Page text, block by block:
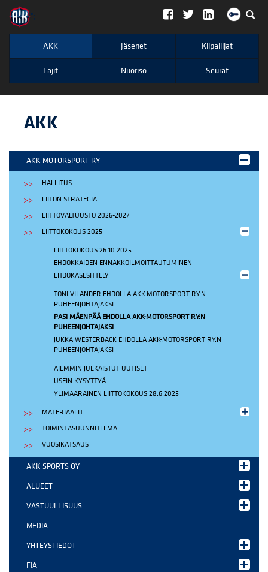
";
AKK Jäsenet Kilpailijat
Lajit Nuoriso Seurat
AKK
AKK-MOTORSPORT RY
HALLITUS
LIITON STRATEGIA
LIITTOVALTUUSTO 2026-2027
LIITTOKOKOUS 2025
LIITTOKOKOUS 26.10.2025
EHDOKKAIDEN ENNAKKOILMOITTAUTUMINEN
EHDOKASESITTELY
TONI VILANDER EHDOLLA AKK-MOTORSPORT RY:N
PUHEENJOHTAJAKSI
PASI MÄENPÄÄ EHDOLLA AKK-MOTORSPORT RY:N
PUHEENJOHTAJAKSI
JUKKA WESTERBACK EHDOLLA AKK-MOTORSPORT RY:N
PUHEENJOHTAJAKSI
AIEMMIN JULKAISTUT UUTISET
USEIN KYSYTTYÄ
YLIMÄÄRÄINEN LIITTOKOKOUS 28.6.2025
MATERIAALIT
TOIMINTASUUNNITELMA
VUOSIKATSAUS
AKK SPORTS OY
ALUEET
VASTUULLISUUS
MEDIA
YHTEYSTIEDOT
FIA